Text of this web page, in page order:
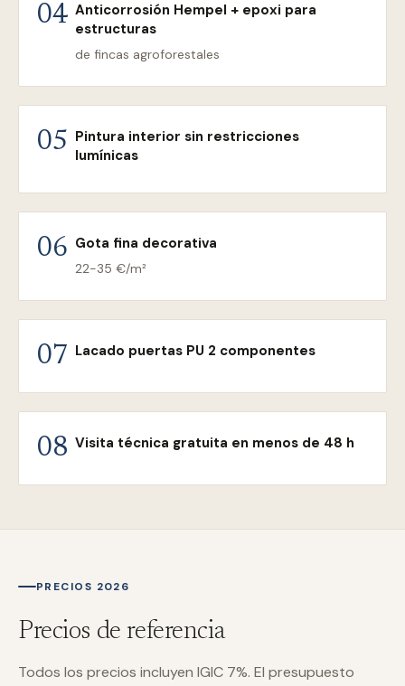
04 Anticorrosión Hempel + epoxi para
estructuras
de fincas agroforestales
05 Pintura interior sin restricciones
lumínicas
06 Gota fina decorativa
22-35 €/m²
07 Lacado puertas PU 2 componentes
08 Visita técnica gratuita en menos de 48 h
PRECIOS 2026
Precios de referencia
Todos los precios incluyen IGIC 7%. El presupuesto